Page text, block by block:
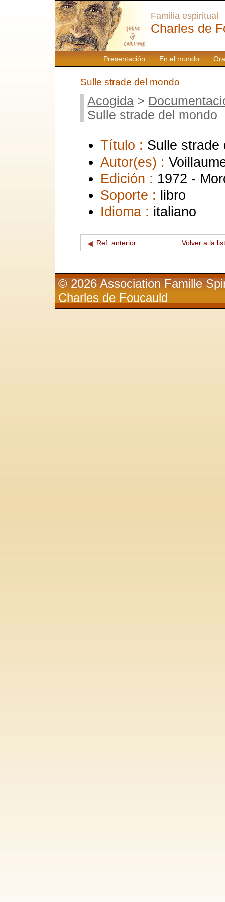
Presentación En el mundo
Familia espiritual
Charles de
Sulle strade del mondo
Acogida >
Sulle strade del mondo
Título : Sulle strade
Autor(es) :
Edición : 1972 -
Soporte : libro
Idioma : italiano
Ref. anterior Volver a la
© 2026 Association Famille
Charles de Foucauld